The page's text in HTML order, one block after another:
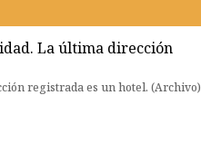
registrada es un hotel. (Archivo)